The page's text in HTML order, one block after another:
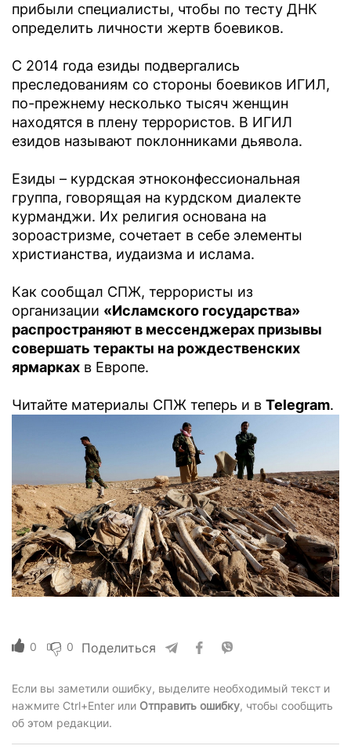
прибыли специалисты, чтобы по тесту ДНК
определить личности жертв боевиков.
С 2014 года езиды подвергались
преследованиям со стороны боевиков ИГИЛ,
по-прежнему несколько тысяч женщин
находятся в плену террористов. В ИГИЛ
езидов называют поклонниками дьявола.
Езиды – курдская этноконфессиональная
группа, говорящая на курдском диалекте
курманджи. Их религия основана на
зороастризме, сочетает в себе элементы
христианства, иудаизма и ислама.
Как сообщал СПЖ, террористы из
организации «Исламского государства»
распространяют в мессенджерах призывы
совершать теракты на рождественских
ярмарках в Европе.
Читайте материалы СПЖ теперь и в Telegram.
0 0 Поделиться
Если вы заметили ошибку, выделите необходимый текст и
нажмите Ctrl+Enter или Отправить ошибку, чтобы сообщить
об этом редакции.